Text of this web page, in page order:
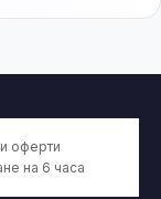
оферти
на 6 часа